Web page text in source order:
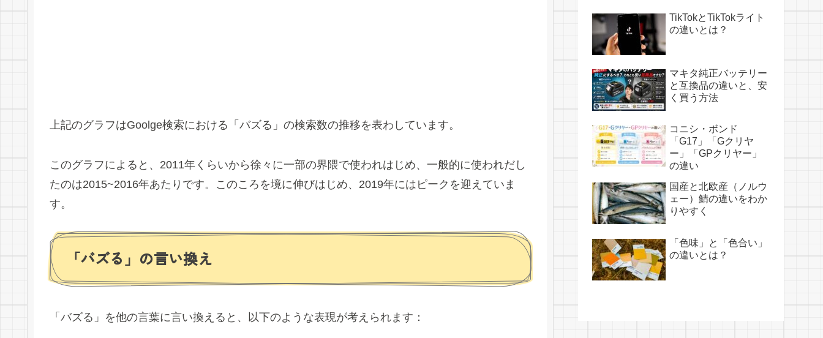
上記のグラフはGoolge検索における「バズる」の検索数の推移を表わしています。
このグラフによると、2011年くらいから徐々に一部の界隈で使われはじめ、一般的に使われだし
たのは2015~2016年あたりです。このころを境に伸びはじめ、2019年にはピークを迎えていま
す。
「バズる」の言い換え
「バズる」を他の言葉に言い換えると、以下のような表現が考えられます：
TikTokとTikTokライト
の違いとは？
マキタ純正バッテリー
と互換品の違いと、安
く買う方法
コニシ・ボンド
「G17」「Gクリヤ
ー」「GPクリヤー」
の違い
国産と北欧産（ノルウ
ェー）鯖の違いをわか
りやすく
「色味」と「色合い」
の違いとは？